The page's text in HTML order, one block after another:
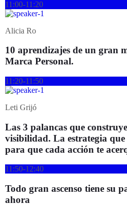
11:00-11:20
Alicia Ro
10 aprendizajes de un gran
Marca Personal.
11:20-11:50
Leti Grijó
Las 3 palancas que
visibilidad. La estrategia que
para que cada acción te
11:50-12:40
Todo gran ascenso tiene su
ahora